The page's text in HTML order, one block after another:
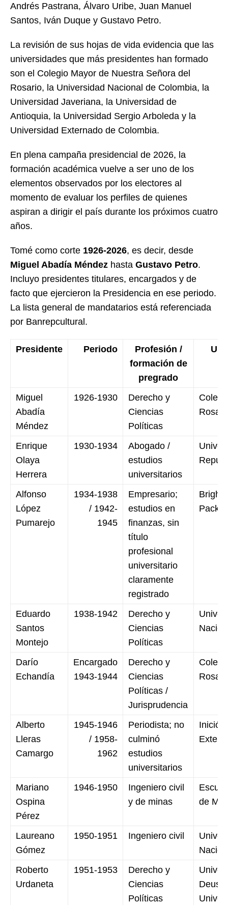
Andrés Pastrana, Álvaro Uribe, Juan Manuel
Santos, Iván Duque y Gustavo Petro.
La revisión de sus hojas de vida evidencia que las
universidades que más presidentes han formado
son el Colegio Mayor de Nuestra Señora del
Rosario, la Universidad Nacional de Colombia, la
Universidad Javeriana, la Universidad de
Antioquia, la Universidad Sergio Arboleda y la
Universidad Externado de Colombia.
En plena campaña presidencial de 2026, la
formación académica vuelve a ser uno de los
elementos observados por los electores al
momento de evaluar los perfiles de quienes
aspiran a dirigir el país durante los próximos cuatro
años.
Tomé como corte 1926-2026, es decir, desde
Miguel Abadía Méndez hasta Gustavo Petro.
Incluyo presidentes titulares, encargados y de
facto que ejercieron la Presidencia en ese periodo.
La lista general de mandatarios está referenciada
por Banrepcultural.
Presidente Periodo
Profesión /
formación de
pregrado
Miguel
Abadía
Méndez
1926-1930
Derecho y
Ciencias
Políticas
Enrique
Olaya
Herrera
1930-1934
Abogado /
estudios
universitarios
Alfonso
López
Pumarejo
1934-1938
/ 1942-
1945
Empresario;
estudios en
finanzas, sin
título
profesional
universitario
claramente
registrado
Eduardo
Santos
Montejo
1938-1942
Derecho y
Ciencias
Políticas
Darío
Echandía
Encargado
1943-1944
Derecho y
Ciencias
Políticas /
Jurisprudencia
Alberto
Lleras
Camargo
1945-1946
/ 1958-
1962
Periodista; no
culminó
estudios
universitarios
Inició
Mariano
Ospina
Pérez
1946-1950
Ingeniero civil
y de minas
de
Laureano
Gómez
1950-1951 Ingeniero civil
Roberto
Urdaneta
1951-1953
Derecho y
Ciencias
Políticas